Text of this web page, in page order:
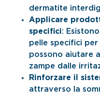
dermatite
Applicare
specifici:
pelle specifici per
possono aiutare
zampe dalle
Rinforzare il
attraverso la